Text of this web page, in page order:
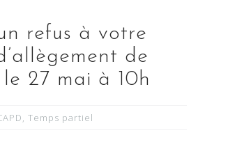
refus à votre
de
27 mai à 10h
, Temps partiel